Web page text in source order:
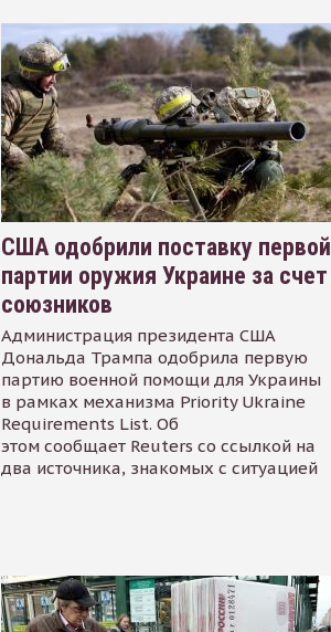
США одобрили поставку первой
партии оружия Украине за счет
союзников
Администрация президента США
Дональда Трампа одобрила первую
партию военной помощи для Украины
в рамках механизма Priority Ukraine
Requirements List. Об
этом сообщает Reuters со ссылкой на
два источника, знакомых с ситуацией